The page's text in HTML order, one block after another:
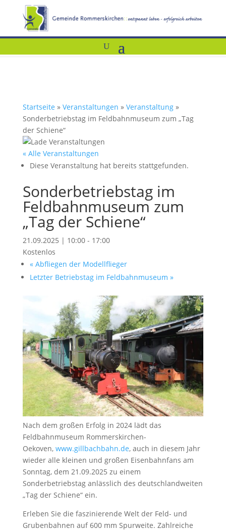
Startseite » Veranstaltungen » Veranstaltung»
Sonderbetriebstag im Feldbahnmuseum zum „Tag
der Schiene“
« Alle Veranstaltungen
Diese Veranstaltung hat bereits stattgefunden.
Sonderbetriebstag im
Feldbahnmuseum zum
„Tag der Schiene“
21.09.2025 | 10:00- 17:00
Kostenlos
«Abfliegen der Modellflieger
Letzter Betriebstag im Feldbahnmuseum »
Nach dem großen Erfolg in 2024 lädt das
Feldbahnmuseum Rommerskirchen-
Oekoven, www.gillbachbahn.de, auch in diesem Jahr
wieder alle kleinen und großen Eisenbahnfans am
Sonntag, dem 21.09.2025 zu einem
Sonderbetriebstag anlässlich des deutschlandweiten
„Tag der Schiene“ ein.
Erleben Sie die faszinierende Welt der Feld- und
Grubenbahnen auf 600 mm Spurweite. Zahlreiche